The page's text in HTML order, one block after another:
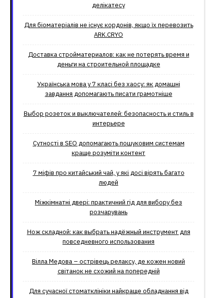
делікатесу
Для біоматеріалів не існує кордонів, якщо їх перевозить
ARK.CRYO
Доставка стройматериалов: как не потерять время и
деньги на строительной площадке
Українська мова у 7 класі без хаосу: як домашні
завдання допомагають писати грамотніше
Выбор розеток и выключателей: безопасность и стиль в
интерьере
Сутності в SEO допомагають пошуковим системам
краще розуміти контент
7 міфів про китайський чай, у які досі вірять багато
людей
Міжкімнатні двері: практичний гід для вибору без
розчарувань
Нож складной: как выбрать надёжный инструмент для
повседневного использования
Вілла Медова – острівець релаксу, де кожен новий
світанок не схожий на попередній
Для сучасної стоматклініки найкраще обладнання від